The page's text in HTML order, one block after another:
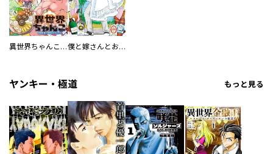
異世界ちゃんこ～横綱目前に召喚されたんだが～ 【連載版】 僕と嫁さんとお酒の関係
ヤンキー・極道 もっと見る